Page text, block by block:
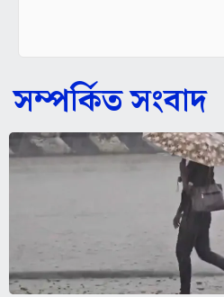
সম্পর্কিত সংবাদ